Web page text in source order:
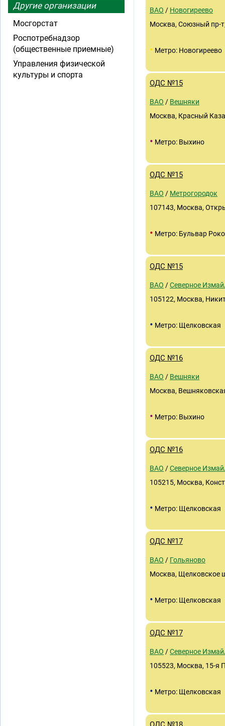
ВАО / Новогиреево
Москва, Союзный пр-
• Метро: Новогиреево
ОДС №15
ВАО / Вешняки
Москва, Красный
• Метро: Выхино
ОДС №15
ВАО / Метрогородок
107143, Москва,
• Метро: Бульвар
ОДС №15
ВАО /Северное
105122, Москва,
• Метро: Щелковская
ОДС №16
ВАО / Вешняки
Москва,
• Метро: Выхино
ОДС №16
ВАО /Северное
105215, Москва,
• Метро: Щелковская
ОДС №17
ВАО / Гольяново
Москва, Щелковское
• Метро: Щелковская
ОДС №17
ВАО /Северное
105523, Москва, 15-я
• Метро: Щелковская
Другие организации
Мосгорстат
Роспотребнадзор
(общественные приемные)
Управления физической
культуры и спорта